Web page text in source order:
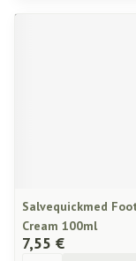
Salvequickmed
Cream 100ml
7,55 €